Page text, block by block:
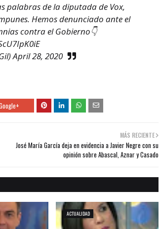
palabras de la diputada de Vox,
Hemos denunciado ante el
contra el Gobierno👇
April 28, 2020
MÁS RECIENTE
José María García deja en evidencia a Javier Negre con su
opinión sobre Abascal, Aznar y Casado
ACTUALIDAD